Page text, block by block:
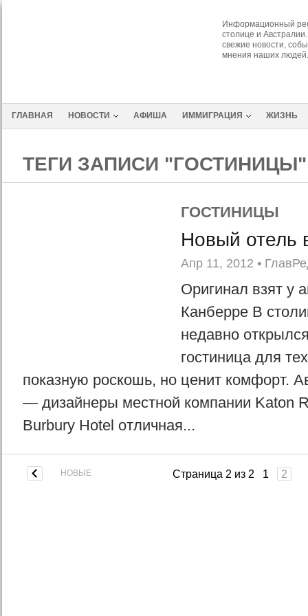
Информационный
столице и
свежие новости,
мнения наших людей.
ГЛАВНАЯ НОВОСТИ АФИША ИММИГРАЦИЯ ЖИЗНЬ
ТЕГИ ЗАПИСИ "ГОСТИНИЦЫ"
ГОСТИНИЦЫ
Новый отель
Апр 11, 2012 •
Оригинал взят у
Канберре В
недавно
гостиница для
показную роскошь, но ценит комфорт.
— дизайнеры местной компании Katon
Burbury Hotel отличная...
Страница 2 из 2
НОВЫЕ 1 2